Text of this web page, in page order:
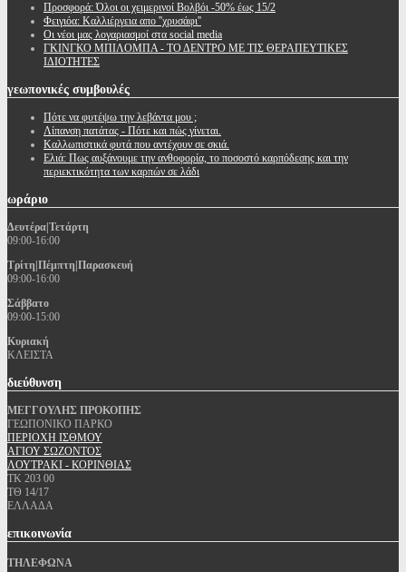
Προσφορά: Όλοι οι χειμερινοί Βολβόι -50% έως 15/2
Φειγιόα: Καλλιέργεια απο ''χρυσάφι''
Oι νέοι μας λογαριασμοί στα social media
ΓΚΙΝΓΚΟ ΜΠΙΛΟΜΠΑ - ΤΟ ΔΕΝΤΡΟ ΜΕ ΤΙΣ ΘΕΡΑΠΕΥΤΙΚΕΣ
ΙΔΙΟΤΗΤΕΣ
γεωπονικές συμβουλές
Πότε να φυτέψω την λεβάντα μου ;
Λίπανση πατάτας - Πότε και πώς γίνεται.
Καλλωπιστικά φυτά που αντέχουν σε σκιά.
Ελιά: Πως αυξάνουμε την ανθοφορία, το ποσοστό καρπόδεσης και την
περιεκτικότητα των καρπών σε λάδι
ωράριο
Δευτέρα|Τετάρτη
09:00-16:00
Τρίτη|Πέμπτη|Παρασκευή
09:00-16:00
Σάββατο
09:00-15:00
Κυριακή
ΚΛΕΙΣΤΑ
διεύθυνση
ΜΕΓΓΟΥΛΗΣ ΠΡΟΚΟΠΗΣ
ΓΕΩΠΟΝΙΚΟ ΠΑΡΚΟ
ΠΕΡΙΟΧΗ ΙΣΘΜΟΥ
ΑΓΙΟΥ ΣΩΖΟΝΤΟΣ
ΛΟΥΤΡΑΚΙ - ΚΟΡΙΝΘΙΑΣ
ΤΚ 203 00
ΤΘ 14/17
ΕΛΛΑΔΑ
επικοινωνία
ΤΗΛΕΦΩΝΑ